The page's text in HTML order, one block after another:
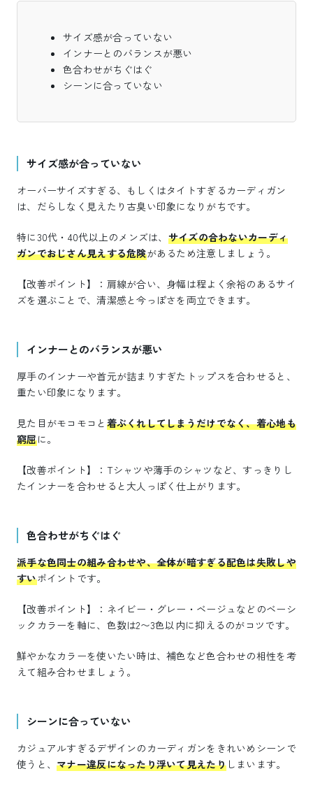
サイズ感が合っていない
インナーとのバランスが悪い
色合わせがちぐはぐ
シーンに合っていない
サイズ感が合っていない
オーバーサイズすぎる、もしくはタイトすぎるカーディガン
は、だらしなく見えたり古臭い印象になりがちです。
特に30代・40代以上のメンズは、 サイズの合わないカーディ
ガンでおじさん見えする危険があるため注意しましょう。
【改善ポイント】：肩線が合い、身幅は程よく余裕のあるサイ
ズを選ぶことで、清潔感と今っぽさを両立できます。
インナーとのバランスが悪い
厚手のインナーや首元が詰まりすぎたトップスを合わせると、
重たい印象になります。
見た目がモコモコと 着ぶくれしてしまうだけでなく、着心地も
窮屈に。
【改善ポイント】：Tシャツや薄手のシャツなど、すっきりし
たインナーを合わせると大人っぽく仕上がります。
色合わせがちぐはぐ
派手な色同士の組み合わせや、全体が暗すぎる配色は失敗しや
すいポイントです。
【改善ポイント】：ネイビー・グレー・ベージュなどのベーシ
ックカラーを軸に、色数は2〜3色以内に抑えるのがコツです。
鮮やかなカラーを使いたい時は、補色など色合わせの相性を考
えて組み合わせましょう。
シーンに合っていない
カジュアルすぎるデザインのカーディガンをきれいめシーンで
使うと、マナー違反になったり浮いて見えたりしまいます。